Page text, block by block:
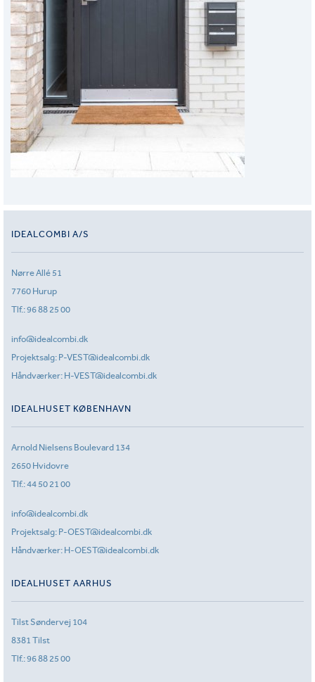
IDEALCOMBI A/S
Nørre Allé 51
7760 Hurup
Tlf.:96 88 25 00
info@idealcombi.dk
Projektsalg: P-VEST@idealcombi.dk
Håndværker: H-VEST@idealcombi.dk
IDEALHUSET KØBENHAVN
Arnold Nielsens Boulevard 134
2650 Hvidovre
Tlf.:44 50 21 00
info@idealcombi.dk
Projektsalg: P-OEST@idealcombi.dk
Håndværker: H-OEST@idealcombi.dk
IDEALHUSET AARHUS
Tilst Søndervej 104
8381 Tilst
Tlf.:96 88 25 00